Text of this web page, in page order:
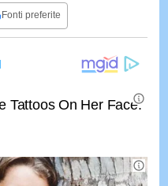
Fonti preferite